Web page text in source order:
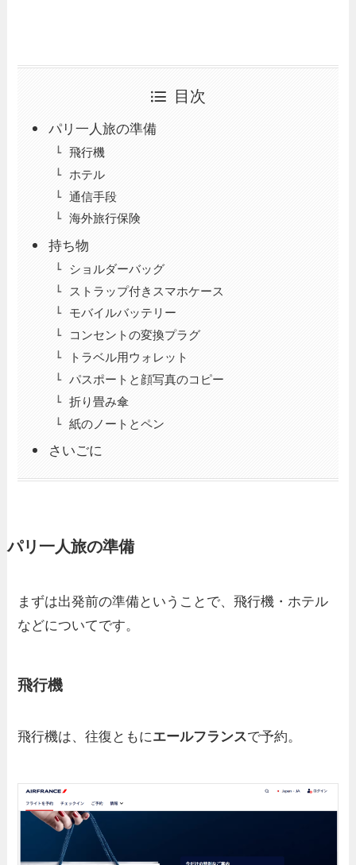
目次
パリ一人旅の準備
飛行機
ホテル
通信手段
海外旅行保険
持ち物
ショルダーバッグ
ストラップ付きスマホケース
モバイルバッテリー
コンセントの変換プラグ
トラベル用ウォレット
パスポートと顔写真のコピー
折り畳み傘
紙のノートとペン
さいごに
パリ一人旅の準備
まずは出発前の準備ということで、飛行機・ホテル
などについてです。
飛行機
飛行機は、往復ともにエールフランスで予約。